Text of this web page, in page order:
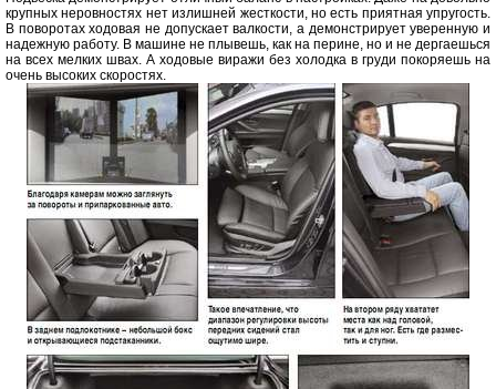
крупных неровностях нет излишней жесткости, но есть приятная упругость.
В поворотах ходовая не допускает валкости, а демонстрирует уверенную и
надежную работу. В машине не плывешь, как на перине, но и не дергаешься
на всех мелких швах. А ходовые виражи без холодка в груди покоряешь на
очень высоких скоростях.